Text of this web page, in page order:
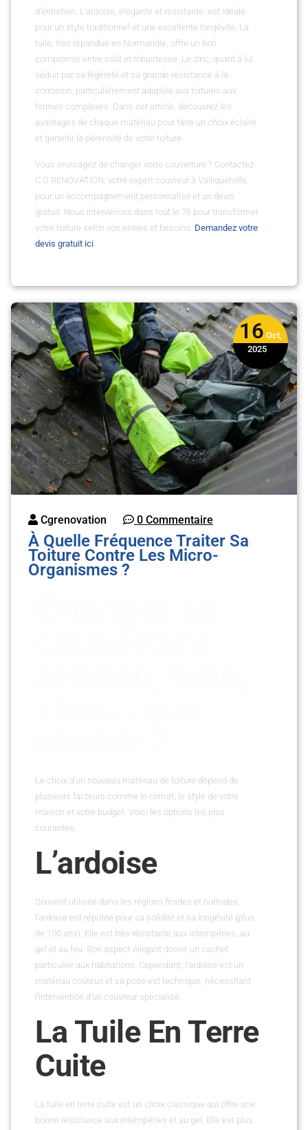
d’entretien. L’ardoise, élégante et résistante, est idéale
pour un style traditionnel et une excellente longévité. La
tuile, très répandue en Normandie, offre un bon
compromis entre coût et robustesse. Le zinc, quant à lui,
séduit par sa légèreté et sa grande résistance à la
corrosion, particulièrement adaptée aux toitures aux
formes complexes. Dans cet article, découvrez les
avantages de chaque matériau pour faire un choix éclairé
et garantir la pérennité de votre toiture.
Vous envisagez de changer votre couverture ? Contactez
C.G RENOVATION, votre expert couvreur à Valliquerville,
pour un accompagnement personnalisé et un devis
gratuit. Nous intervenons dans tout le 76 pour transformer
votre toiture selon vos envies et besoins. Demandez votre
devis gratuit ici
16 Oct,
2025
Cgrenovation 0 Commentaire
À Quelle Fréquence Traiter Sa
Toiture Contre Les Micro-
Organismes ?
Le choix d’un nouveau matériau de toiture dépend de
plusieurs facteurs comme le climat, le style de votre
maison et votre budget. Voici les options les plus
courantes.
L’ardoise
Souvent utilisée dans les régions froides et humides,
l’ardoise est réputée pour sa solidité et sa longévité (plus
de 100 ans). Elle est très résistante aux intempéries, au
gel et au feu. Son aspect élégant donne un cachet
particulier aux habitations. Cependant, l’ardoise est un
matériau coûteux et sa pose est technique, nécessitant
l’intervention d’un couvreur spécialisé.
La Tuile En Terre
Cuite
La tuile en terre cuite est un choix classique qui offre une
bonne résistance aux intempéries et au gel. Elle est plus